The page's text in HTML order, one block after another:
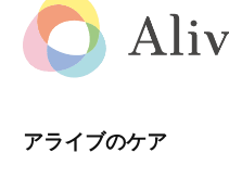
アライブのケア